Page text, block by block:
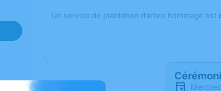
Un service de plantation d’arbre hommage est